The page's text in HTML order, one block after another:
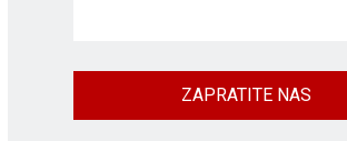
ZAPRATITE NAS